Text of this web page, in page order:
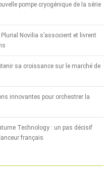
pompe cryogénique de la série
Novilia s’associent et livrent
sa croissance sur le marché de
innovantes pour orchestrer la
Technology : un pas décisif
français